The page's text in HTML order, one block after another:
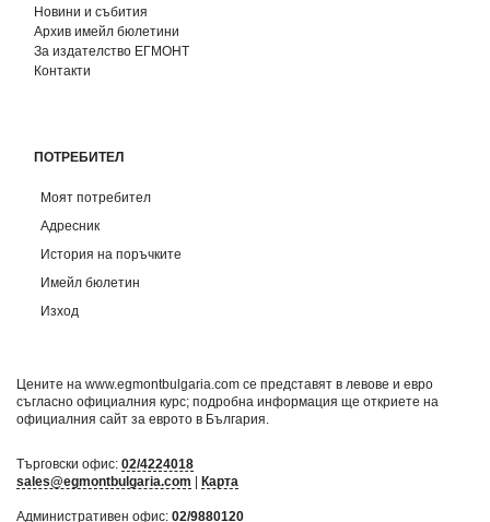
Новини и събития
Архив имейл бюлетини
За издателство ЕГМОНТ
Контакти
ПОТРЕБИТЕЛ
Моят потребител
Адресник
История на поръчките
Имейл бюлетин
Изход
Цените на www.egmontbulgaria.com се представят в левове и евро
съгласно официалния курс; подробна информация ще откриете на
официалния сайт за еврото в България
Търговски офис: 02/4224018
sales@egmontbulgaria.com | Карта
Административен офис: 02/9880120